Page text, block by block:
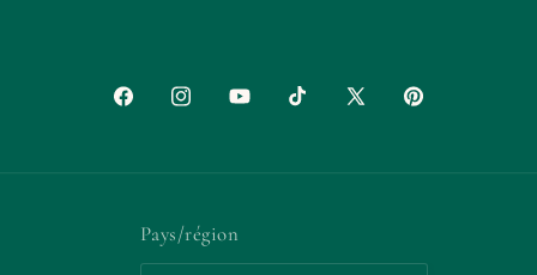
FacebookInstagramYouTubeTikTokX
Pinterest
Pays/région